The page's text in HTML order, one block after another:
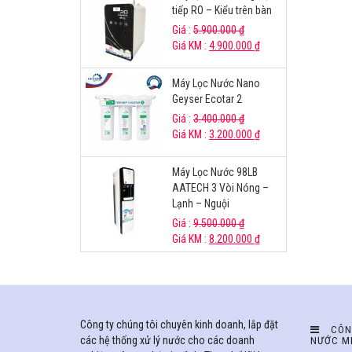
tiếp RO – Kiểu trên bàn
Giá : 5.900.000₫
Giá KM : 4.900.000 ₫
Máy Lọc Nước Nano
Geyser Ecotar 2
Giá : 3.400.000₫
Giá KM : 3.200.000 ₫
Máy Lọc Nước 98LB
AATECH 3 Vòi Nóng –
Lạnh – Nguội
Giá : 9.500.000₫
Giá KM : 8.200.000 ₫
Công ty chúng tôi chuyên kinh doanh, lắp đặt
các hệ thống xử lý nước cho các doanh
NƯỚC